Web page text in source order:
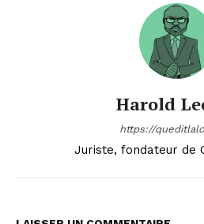
Harold
https://
Juriste, fondateur de